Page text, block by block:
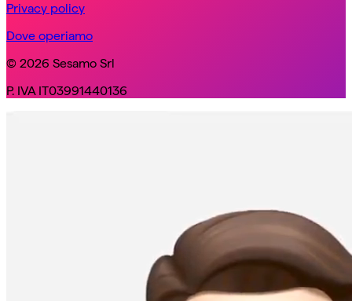
Privacy policy
Dove operiamo
© 2026 Sesamo Srl
P. IVA IT03991440136